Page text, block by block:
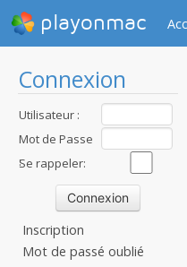
playonmac
Connexion
Utilisateur :
Mot de Passe
:Se rappeler:
Inscription
Mot de passé oublié